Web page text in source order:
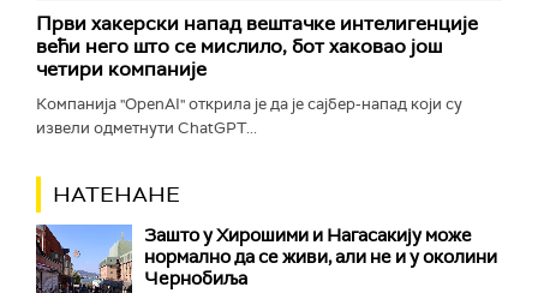
Први хакерски напад вештачке интелигенције
већи него што се мислило, бот хаковао још
четири компаније
Компанија "OpenAI" открила је да је сајбер-напад који су
извели одметнути ChatGPT...
НАТЕНАНЕ
Зашто у Хирошими и Нагасакију може
нормално да се живи, али не и у околини
Чернобиља